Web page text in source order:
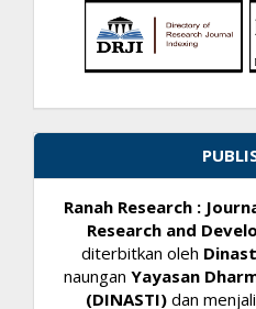
Ranah Research :
Research and
diterbitkan oleh
naungan Yayasan
(DINASTI)dan